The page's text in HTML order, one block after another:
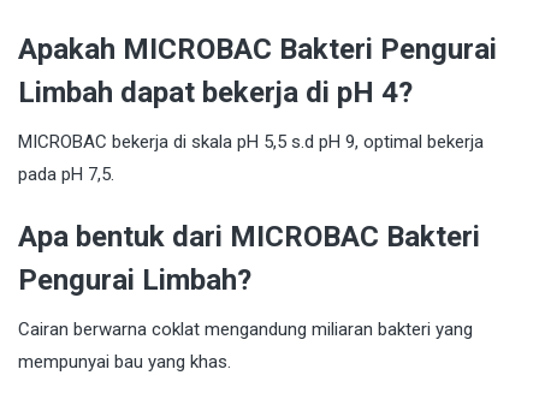
Apakah MICROBAC Bakteri Pengurai
Limbah dapat bekerja di pH 4?
MICROBAC bekerja di skala pH 5,5 s.d pH 9, optimal bekerja
pada pH 7,5.
Apa bentuk dari MICROBAC Bakteri
Pengurai Limbah?
Cairan berwarna coklat mengandung miliaran bakteri yang
mempunyai bau yang khas.